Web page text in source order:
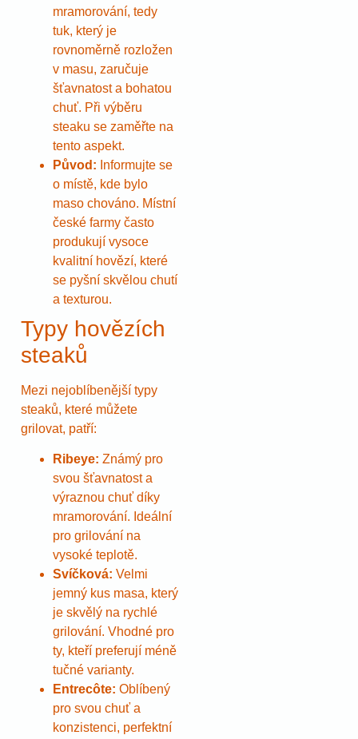
mramorování, tedy
tuk, který je
rovnoměrně rozložen
v masu, zaručuje
šťavnatost a bohatou
chuť. Při výběru
steaku se zaměřte na
tento aspekt.
Původ: Informujte se
o místě, kde bylo
maso chováno. Místní
české farmy často
produkují vysoce
kvalitní hovězí, které
se pyšní skvělou chutí
a texturou.
Typy hovězích
steaků
Mezi nejoblíbenější typy
steaků, které můžete
grilovat, patří:
Ribeye: Známý pro
svou šťavnatost a
výraznou chuť díky
mramorování. Ideální
pro grilování na
vysoké teplotě.
Svíčková: Velmi
jemný kus masa, který
je skvělý na rychlé
grilování. Vhodné pro
ty, kteří preferují méně
tučné varianty.
Entrecôte: Oblíbený
pro svou chuť a
konzistenci, perfektní